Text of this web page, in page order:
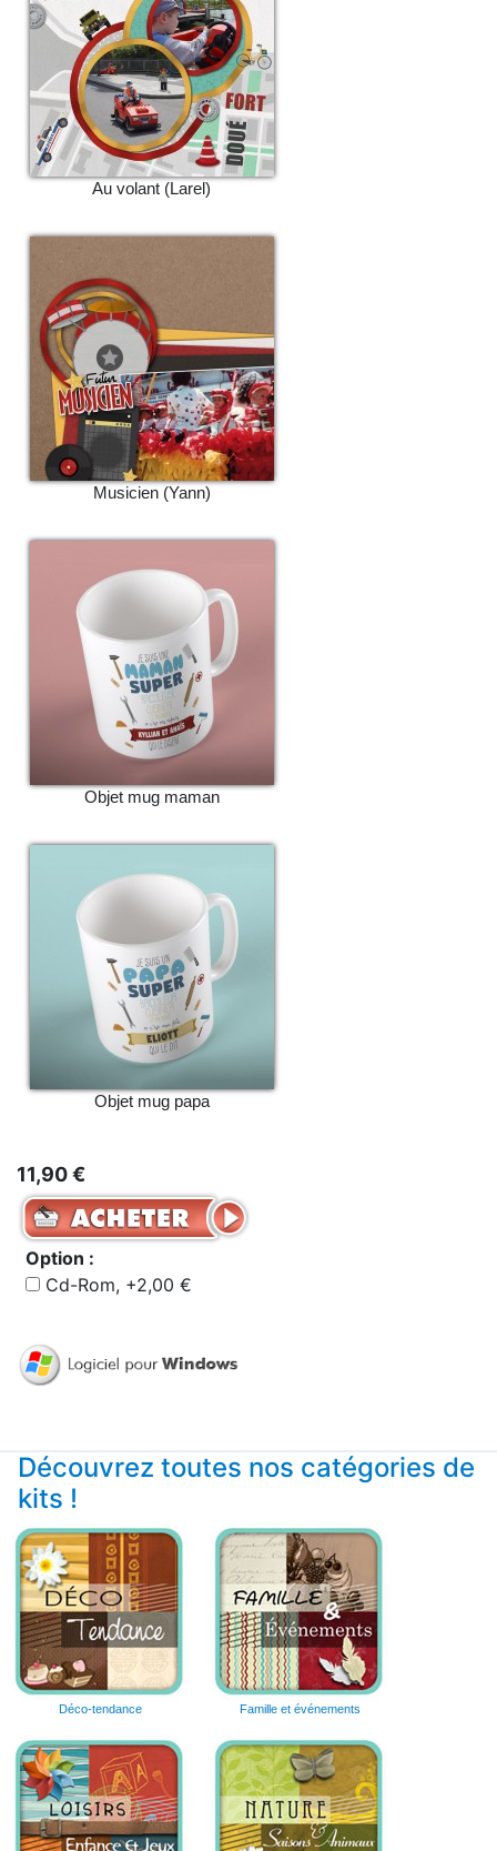
Au volant (Larel)
Musicien (Yann)
Objet mug maman
Objet mug papa
11,90 €
Option :
Cd-Rom, +2,00 €
Découvrez toutes nos catégories de
kits !
Déco-tendance Famille et événements